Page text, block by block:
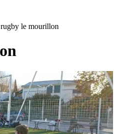
le mourillon